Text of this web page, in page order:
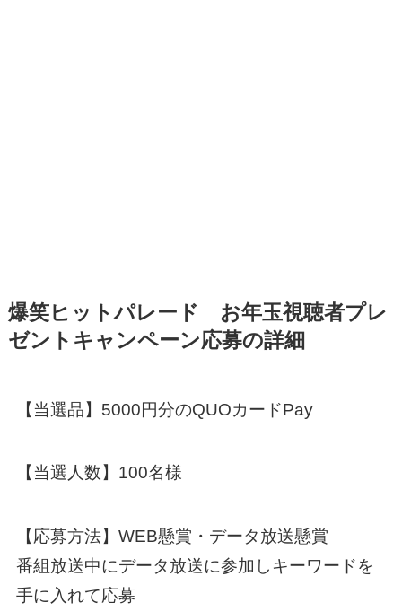
爆笑ヒットパレード お年玉視聴者プレ
ゼントキャンペーン応募の詳細
【当選品】5000円分のQUOカードPay
【当選人数】100名様
【応募方法】WEB懸賞・データ放送懸賞
番組放送中にデータ放送に参加しキーワードを
手に入れて応募